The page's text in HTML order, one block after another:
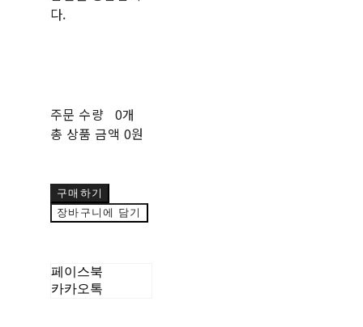
다.
주문 수량 0개
총 상품 금액 0원
구매하기
장바구니에 담기
페이스북
카카오톡